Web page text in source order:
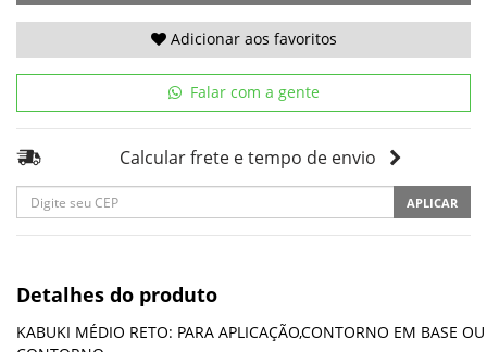
Adicionar aos favoritos
Falar com a gente
Calcular frete e tempo de envio
APLICAR
Detalhes do produto
KABUKI MÉDIO RETO: PARA APLICAÇÃO,CONTORNO EM BASE